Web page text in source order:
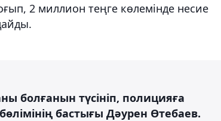
2 миллион теңге көлемінде несие
болғанын түсініп, полицияға
бастығы Дәурен Өтебаев.